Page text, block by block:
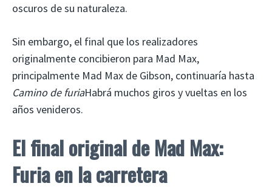
oscuros de su naturaleza.
Sin embargo, el final que los realizadores
originalmente concibieron para Mad Max,
principalmente Mad Max de Gibson, continuaría hasta
Camino de furiaHabrá muchos giros y vueltas en los
años venideros.
El final original de Mad Max:
Furia en la carretera